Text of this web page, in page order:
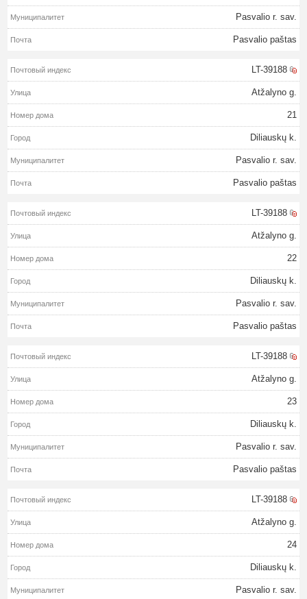
Pasvalio r. sav.
Pasvalio paštas
LT-39188
Atžalyno g.
21
Diliauskų k.
Pasvalio r. sav.
Pasvalio paštas
LT-39188
Atžalyno g.
22
Diliauskų k.
Pasvalio r. sav.
Pasvalio paštas
LT-39188
Atžalyno g.
23
Diliauskų k.
Pasvalio r. sav.
Pasvalio paštas
LT-39188
Atžalyno g.
24
Diliauskų k.
Pasvalio r. sav.